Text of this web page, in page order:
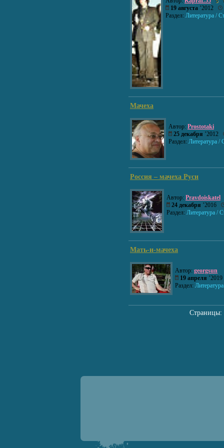
5
19 августа ’2012
Раздел: Литература /
Мачеха
Автор: Prostotaki
25 декабря ’2012
Раздел: Литература /
Россия – мачеха Руси
Автор: Pravdoiskatel
24 декабря ’2016
Раздел: Литература /
Мать-и-мачеха
Автор:georgsun
19 апреля
Раздел: